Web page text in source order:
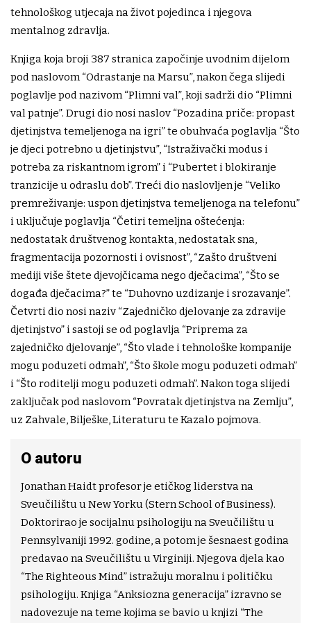
tehnološkog utjecaja na život pojedinca i njegova
mentalnog zdravlja.
Knjiga koja broji 387 stranica započinje uvodnim dijelom
pod naslovom “Odrastanje na Marsu”, nakon čega slijedi
poglavlje pod nazivom “Plimni val”, koji sadrži dio “Plimni
val patnje”. Drugi dio nosi naslov “Pozadina priče: propast
djetinjstva temeljenoga na igri” te obuhvaća poglavlja “Što
je djeci potrebno u djetinjstvu”, “Istraživački modus i
potreba za riskantnom igrom” i “Pubertet i blokiranje
tranzicije u odraslu dob”. Treći dio naslovljen je “Veliko
premreživanje: uspon djetinjstva temeljenoga na telefonu”
i uključuje poglavlja “Četiri temeljna oštećenja:
nedostatak društvenog kontakta, nedostatak sna,
fragmentacija pozornosti i ovisnost”, “Zašto društveni
mediji više štete djevojčicama nego dječacima”, “Što se
događa dječacima?” te “Duhovno uzdizanje i srozavanje”.
Četvrti dio nosi naziv “Zajedničko djelovanje za zdravije
djetinjstvo” i sastoji se od poglavlja “Priprema za
zajedničko djelovanje”, “Što vlade i tehnološke kompanije
mogu poduzeti odmah”, “Što škole mogu poduzeti odmah”
i “Što roditelji mogu poduzeti odmah”. Nakon toga slijedi
zaključak pod naslovom “Povratak djetinjstva na Zemlju”,
uz Zahvale, Bilješke, Literaturu te Kazalo pojmova.
O autoru
Jonathan Haidt profesor je etičkog liderstva na
Sveučilištu u New Yorku (Stern School of Business).
Doktorirao je socijalnu psihologiju na Sveučilištu u
Pennsylvaniji 1992. godine, a potom je šesnaest godina
predavao na Sveučilištu u Virginiji. Njegova djela kao
“The Righteous Mind” istražuju moralnu i političku
psihologiju. Knjiga “Anksiozna generacija” izravno se
nadovezuje na teme kojima se bavio u knjizi “The